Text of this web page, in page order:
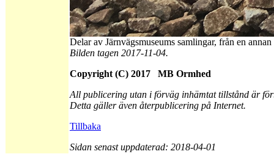
Delar av Järnvägsmuseums samlingar, från en
Bilden tagen 2017-11-04.
Copyright (C) 2017 MB Ormhed
All publicering utan i förväg inhämtat tillstånd är
Detta gäller även återpublicering på Internet.
Tillbaka
Sidan senast uppdaterad: 2018-04-01